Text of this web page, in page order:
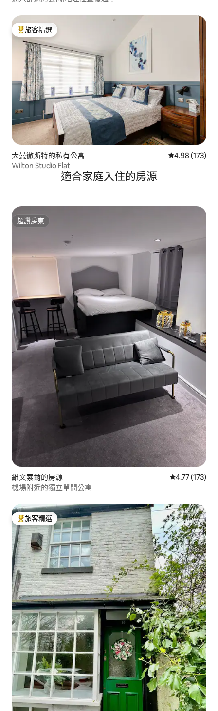
旅客精選榜首
旅客精選
大曼徹斯特的私有公寓 從 173 則評價
4.98 (173)
Wilton Studio Flat
適合家庭入住的房源
超讚房東
超讚房東
維文索爾的房源 從 173 則評價
4.77 (173)
機場附近的獨立單間公寓
旅客精選榜首
旅客精選